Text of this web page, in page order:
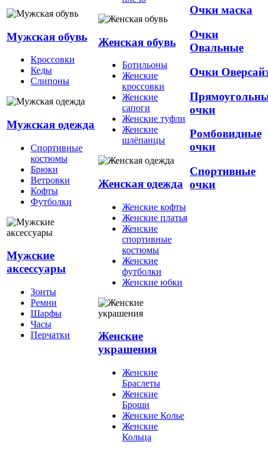
Мужская обувь
Кроссовки
Кеды
Слипоны
Мужская одежда
Спортивные
костюмы
Брюки
Ветровки
Кофты
Футболки
Мужские
аксессуары
Зонты
Ремни
Шарфы
Часы
Перчатки
Женская обувь
Ботильоны
Женские
кроссовки
Женские
сапоги
Женские туфли
Женские
шлёпанцы
Женская одежда
Женские кофты
Женские платья
Женские
спортивные
костюмы
Женские
футболки
Женские юбки
Женские
украшения
Женские
Браслеты
Женские
Броши
Женские Колье
Женские
Кольца
Очки маска
Очки
Овальные
Очки
очки
Ромбовидные
очки
Спортивные
очки